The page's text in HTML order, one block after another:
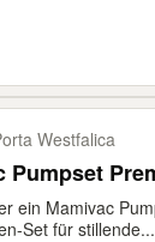
Westfalica
Pumpset
ein Mamivac
Set für stillende...